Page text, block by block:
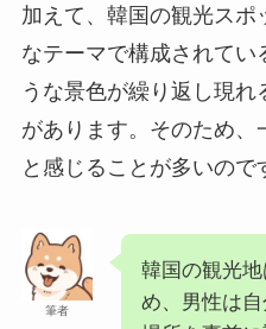
加えて、韓国の観光スポ
なテーマで構成されてい
うな景色が繰り返し現れ
があります。そのため
と感じることが多いので
筆者
韓国の観光
め、男性は